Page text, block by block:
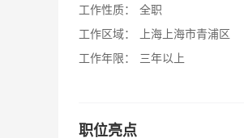
工作性质：
全职
工作区域：
上海上海市青浦区
工作年限：
三年以上
职位亮点